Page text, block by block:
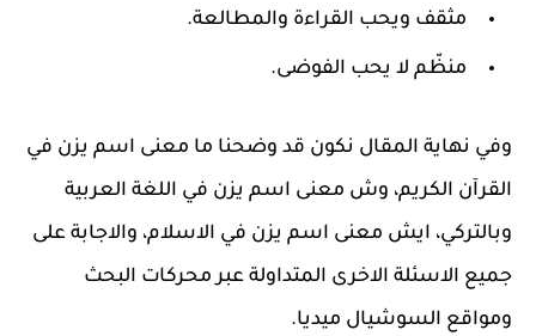
مثقف ويحب القراءة والمطالعة.
منظّم لا يحب الفوضى.
وفي نهاية المقال نكون قد وضحنا ما معنى اسم يزن في
القرآن الكريم، وش معنى اسم يزن في اللغة العربية
وبالتركي، ايش معنى اسم يزن في الاسلام، والاجابة على
جميع الاسئلة الاخرى المتداولة عبر محركات البحث
ومواقع السوشيال ميديا.